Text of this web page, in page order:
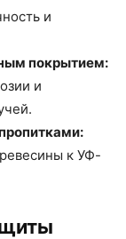
и
покрытием:
и
к УФ-